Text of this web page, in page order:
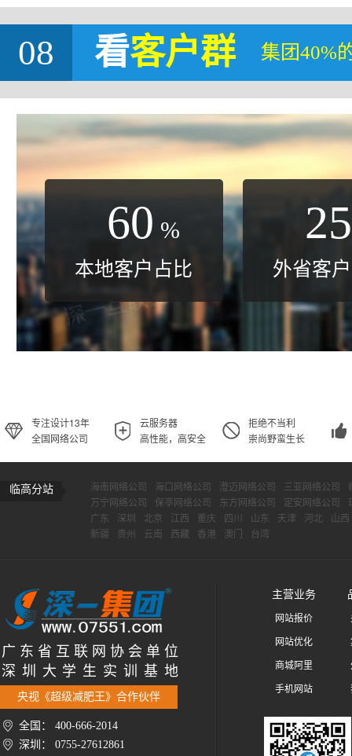
08 看客户群 集团40%
60 %
本地客户占比
25
外省客
专注设计13年
全国网络公司
云服务器
高性能，高安全
拒绝不当利
崇尚野蛮生长
临高分站 海南网络公司 海口网络公司 澄迈网络公司 三亚网络公司
万宁网络公司
保亭网络公司 东方网络公司 定安网络公司
广东
深圳 北京 江西 重庆 四川 山东 天津 河北
山西
新疆
贵州 云南 西藏 香港 澳门 台湾
广 东 省 互 联 网 协 会 单 位
深 圳 大 学 生 实 训 基 地
央视《超级减肥王》合作伙伴
全国： 400-666-2014
深圳： 0755-27612861
主营业务
网站报价
网站优化
商城阿里
手机网站